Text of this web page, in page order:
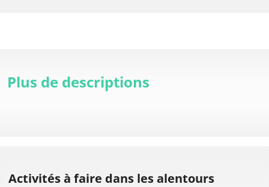
Plus de descriptions
Activités à faire dans les alentours